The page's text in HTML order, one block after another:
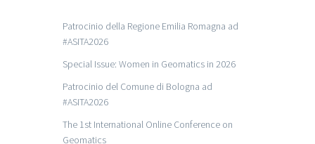
Patrocinio della Regione Emilia Romagna ad
#ASITA2026
Special Issue: Women in Geomatics in 2026
Patrocinio del Comune di Bologna ad
#ASITA2026
The 1st International Online Conference on
Geomatics